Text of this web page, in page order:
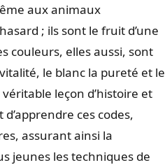
aux animaux
; ils sont le fruit d’une
couleurs, elles aussi, sont
le blanc la pureté et le
leçon d’histoire et
ces codes,
assurant ainsi la
jeunes les techniques de